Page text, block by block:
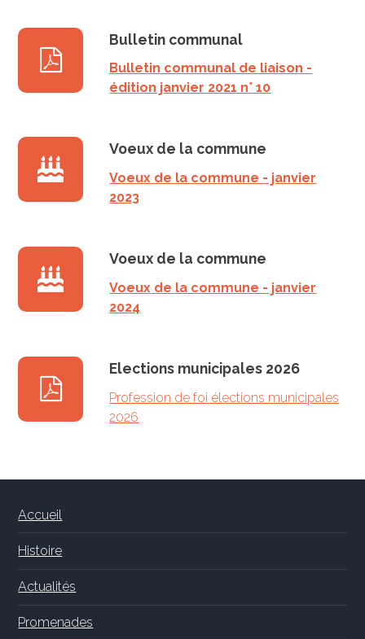
Bulletin communal
Bulletin communal de liaison -
édition janvier 2021 n° 10
Voeux de la commune
Voeux de la commune - janvier
2023
Voeux de la commune
Voeux de la commune - janvier
2024
Elections municipales 2026
Profession de foi élections municipales
2026
Accueil
Histoire
Actualités
Promenades